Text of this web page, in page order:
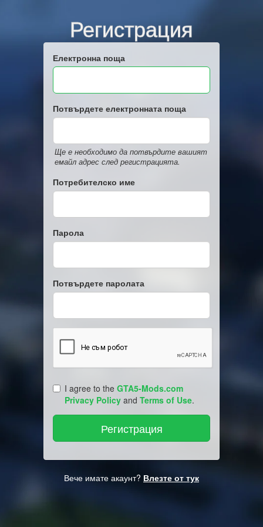
Регистрация
Електронна поща
Потвърдете електронната поща
Ще е необходимо да потвърдите вашият
емайл адрес след регистрацията.
Потребителско име
Парола
Потвърдете паролата
I agree to the GTA5-Mods.com
Privacy Policy and Terms of Use.
Вече имате акаунт? Влезте от тук